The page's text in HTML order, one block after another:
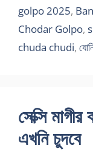
golpo 2025,
Chodar Golpo,
chuda chudi,
সেক্সি
এখনি চুদবে